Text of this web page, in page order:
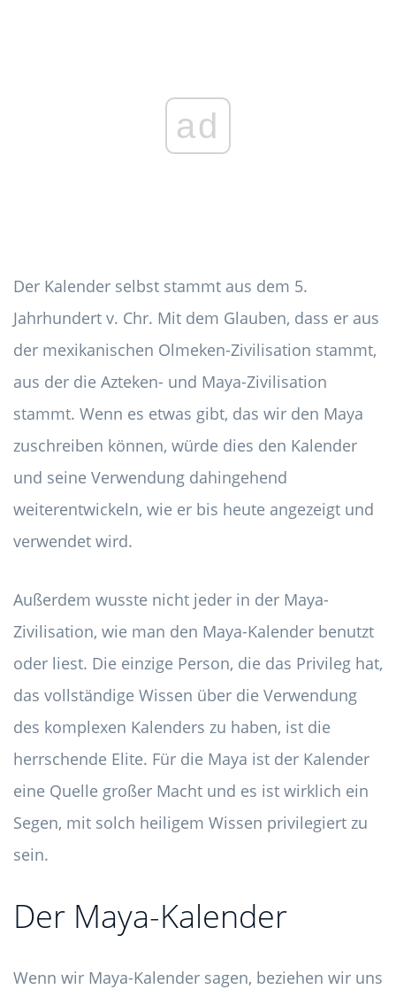
ad
Der Kalender selbst stammt aus dem 5.
Jahrhundert v. Chr. Mit dem Glauben, dass er aus
der mexikanischen Olmeken-Zivilisation stammt,
aus der die Azteken- und Maya-Zivilisation
stammt. Wenn es etwas gibt, das wir den Maya
zuschreiben können, würde dies den Kalender
und seine Verwendung dahingehend
weiterentwickeln, wie er bis heute angezeigt und
verwendet wird.
Außerdem wusste nicht jeder in der Maya-
Zivilisation, wie man den Maya-Kalender benutzt
oder liest. Die einzige Person, die das Privileg hat,
das vollständige Wissen über die Verwendung
des komplexen Kalenders zu haben, ist die
herrschende Elite. Für die Maya ist der Kalender
eine Quelle großer Macht und es ist wirklich ein
Segen, mit solch heiligem Wissen privilegiert zu
sein.
Der Maya-Kalender
Wenn wir Maya-Kalender sagen, beziehen wir uns